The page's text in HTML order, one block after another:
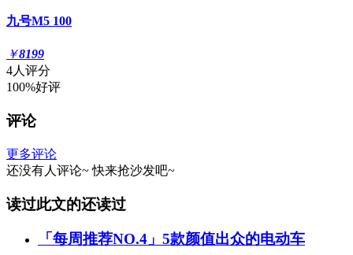
九号M5 100
￥8199
4人评分
100%好评
评论
更多评论
还没有人评论~ 快来抢沙发吧~
读过此文的还读过
「每周推荐NO.4」5款颜值出众的电动车